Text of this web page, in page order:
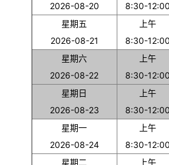
2026-08-20
8:30-
星期五
2026-08-21
上午
8:30-
星期六
2026-08-22
上午
8:30-
星期日
2026-08-23
上午
8:30-
星期一
2026-08-24
上午
8:30-
星期二
上午